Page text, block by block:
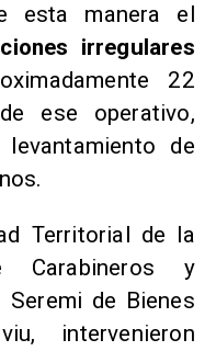
esta manera el
irregulares
22
ese operativo,
de
Territorial de la
y
Seremi de Bienes
intervenieron